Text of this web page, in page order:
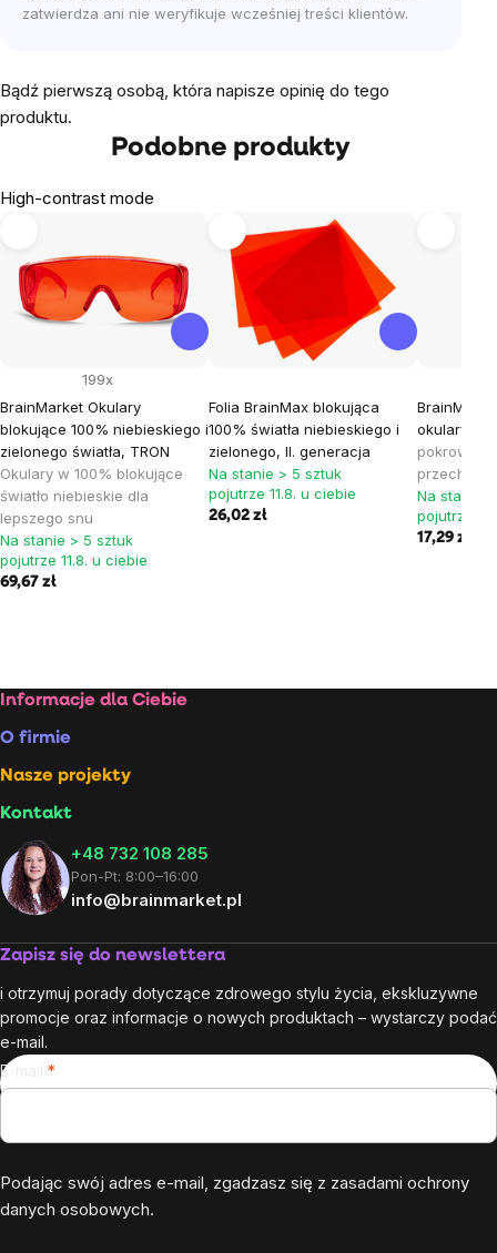
zatwierdza ani nie weryfikuje wcześniej treści klientów.
Bądź pierwszą osobą, która napisze opinię do tego
produktu.
Podobne produkty
High-contrast mode
BrainMarket Okulary
blokujące 100% niebieskiego i
zielonego światła, TRON
Okulary w 100% blokujące
światło niebieskie dla
lepszego snu
199x
Na stanie > 5 sztuk
pojutrze 11.8. u ciebie
69,67 zł
Folia BrainMax blokująca
100% światła niebieskiego i
zielonego, II. generacja
Na stanie > 5 sztuk
pojutrze 11.8. u ciebie
26,02 zł
okulary z
pokrowiec
Na stanie
pojutrze
17,29 zł
Stopka
Informacje dla Ciebie
O firmie
Nasze projekty
Kontakt
+48 732 108 285
Pon-Pt: 8:00–16:00
info@brainmarket.pl
Zapisz się do newslettera
i otrzymuj porady dotyczące zdrowego stylu życia, ekskluzywne
promocje oraz informacje o nowych produktach – wystarczy podać
e-mail.
E-mail
Podając swój adres e-mail, zgadzasz się z zasadami ochrony
danych osobowych.